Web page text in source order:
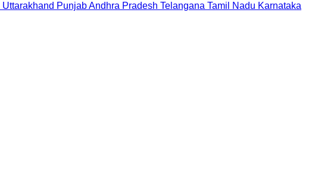
Uttarakhand PunjabAndhra Pradesh Telangana Tamil Nadu Karnataka